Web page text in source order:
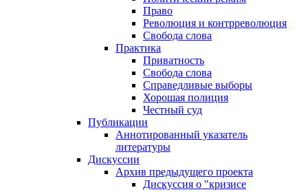
Право
Революция и контрреволюция
Свобода слова
Практика
Приватность
Свобода слова
Справедливые выборы
Хорошая полиция
Честный суд
Публикации
Аннотированный указатель
литературы
Дискуссии
Архив предыдущего проекта
Дискуссия о "кризисе